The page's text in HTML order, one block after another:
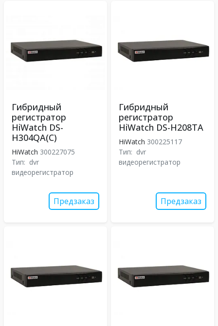
Гибридный
регистратор
HiWatch DS-
H304QA(C)
HiWatch 300227075
Тип: dvr
видеорегистратор
Предзаказ
Гибридный
регистратор
HiWatch DS-H208TA
HiWatch 300225117
Тип: dvr
видеорегистратор
Предзаказ